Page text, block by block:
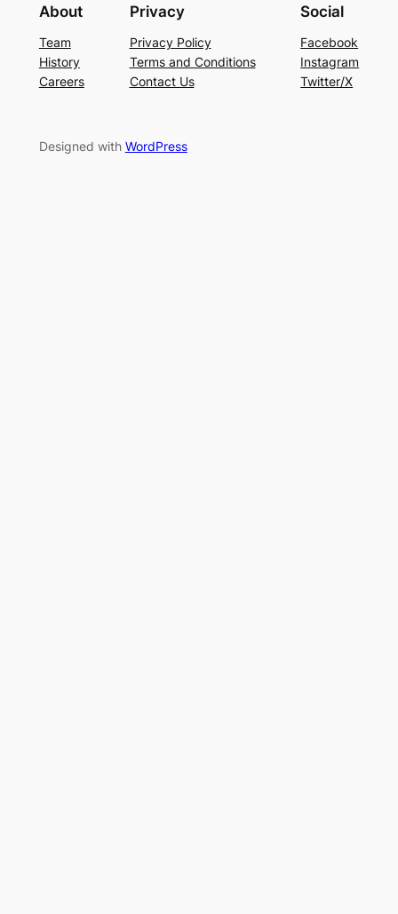
About
Team
History
Careers
Privacy
Privacy Policy
Terms and Conditions
Contact Us
Social
Facebook
Instagram
Twitter/X
Designed with WordPress